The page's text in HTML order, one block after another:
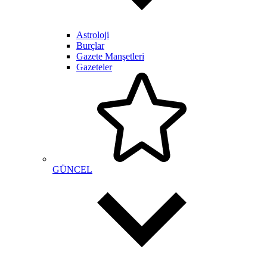
Astroloji
Burçlar
Gazete Manşetleri
Gazeteler
GÜNCEL